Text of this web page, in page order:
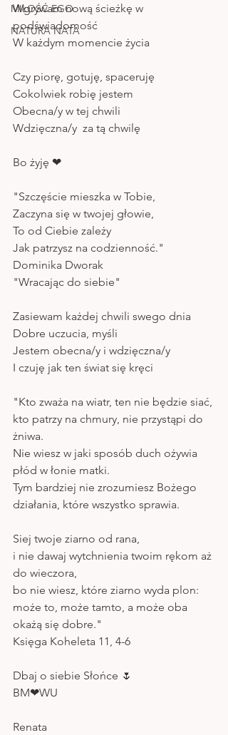
MIŁOŚĆ EGO
NATURA NATA
Wgrywam nową ścieżkę w
podświadomość
W każdym momencie życia
Czy piorę, gotuję, spaceruję
Cokolwiek robię jestem
Obecna/y w tej chwili
Wdzięczna/y  za tą chwilę
Bo żyję ❤
"Szczęście mieszka w Tobie,
Zaczyna się w twojej głowie,
To od Ciebie zależy
Jak patrzysz na codzienność."
Dominika Dworak
"Wracając do siebie"
Zasiewam każdej chwili swego dnia
Dobre uczucia, myśli
Jestem obecna/y i wdzięczna/y
I czuję jak ten świat się kręci
"Kto zważa na wiatr, ten nie będzie siać,
kto patrzy na chmury, nie przystąpi do
żniwa.
Nie wiesz w jaki sposób duch ożywia
płód w łonie matki.
Tym bardziej nie zrozumiesz Bożego
działania, które wszystko sprawia.
Siej twoje ziarno od rana,
i nie dawaj wytchnienia twoim rękom aż
do wieczora,
bo nie wiesz, które ziarno wyda plon:
może to, może tamto, a może oba
okażą się dobre."
Księga Koheleta 11, 4-6
Dbaj o siebie Słońce 🌷
BM❤WU
Renata